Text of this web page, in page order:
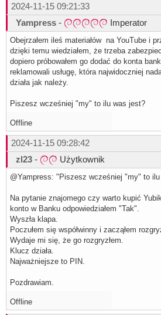
2024-11-15 09:21:33
Yampress - Imperator
Obejrzałem ileś materiałów na YouTube i
dzięki temu wiedziałem, że trzeba
dopiero próbowałem go dodać do konta
reklamowali usługę, która najwidoczniej
działa jak należy.
Piszesz wcześniej "my" to ilu was jest?
Offline
2024-11-15 09:28:42
zl23 - Użytkownik
@Yampress: "Piszesz wcześniej "my" to
Na pytanie znajomego czy warto kupić
konto w Banku odpowiedziałem "Tak".
Wyszła klapa.
Poczułem się współwinny i zacząłem
Wydaje mi się, że go rozgryzłem.
Klucz działa.
Najważniejsze to PIN.
Pozdrawiam.
Offline